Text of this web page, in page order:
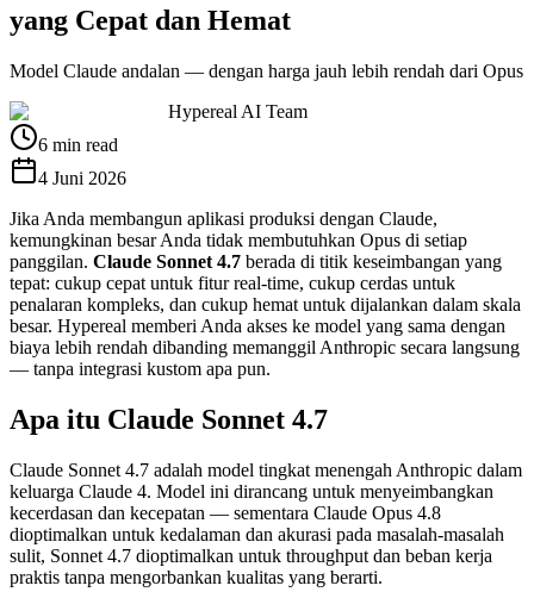
yang Cepat dan Hemat
Model Claude andalan — dengan harga jauh lebih rendah dari Opus
Hypereal AI Team
6 min read
4 Juni 2026
Jika Anda membangun aplikasi produksi dengan Claude,
kemungkinan besar Anda tidak membutuhkan Opus di setiap
panggilan. Claude Sonnet 4.7 berada di titik keseimbangan yang
tepat: cukup cepat untuk fitur real-time, cukup cerdas untuk
penalaran kompleks, dan cukup hemat untuk dijalankan dalam skala
besar. Hypereal memberi Anda akses ke model yang sama dengan
biaya lebih rendah dibanding memanggil Anthropic secara langsung
— tanpa integrasi kustom apa pun.
Apa itu Claude Sonnet 4.7
Claude Sonnet 4.7 adalah model tingkat menengah Anthropic dalam
keluarga Claude 4. Model ini dirancang untuk menyeimbangkan
kecerdasan dan kecepatan — sementara Claude Opus 4.8
dioptimalkan untuk kedalaman dan akurasi pada masalah-masalah
sulit, Sonnet 4.7 dioptimalkan untuk throughput dan beban kerja
praktis tanpa mengorbankan kualitas yang berarti.